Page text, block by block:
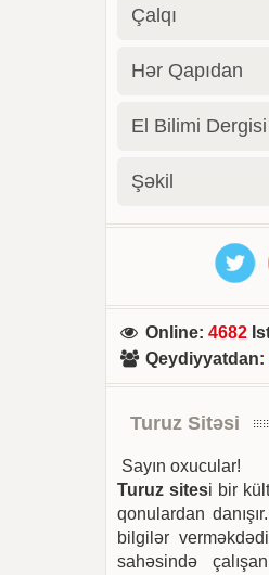
Çalqı
Hər Qapıdan
El Bilimi Dergisi
Şəkil
Online:4682
Qeydiyyatdan:
Turuz Sitəsi
Sayın oxucular!
Turuz sitesi bir
qonulardan
bilgilər
sahəsində